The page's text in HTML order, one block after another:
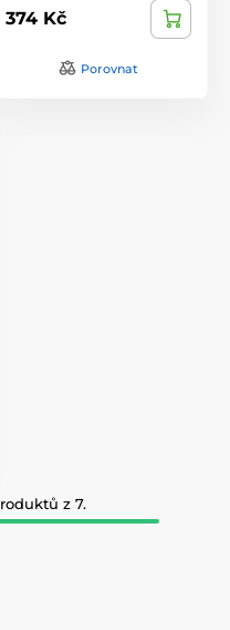
374 Kč
Porovnat
z 7.